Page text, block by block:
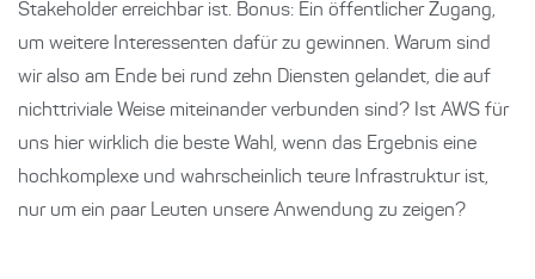
Stakeholder erreichbar ist. Bonus: Ein öffentlicher Zugang,
um weitere Interessenten dafür zu gewinnen. Warum sind
wir also am Ende bei rund zehn Diensten gelandet, die auf
nichttriviale Weise miteinander verbunden sind? Ist AWS für
uns hier wirklich die beste Wahl, wenn das Ergebnis eine
hochkomplexe und wahrscheinlich teure Infrastruktur ist,
nur um ein paar Leuten unsere Anwendung zu zeigen?